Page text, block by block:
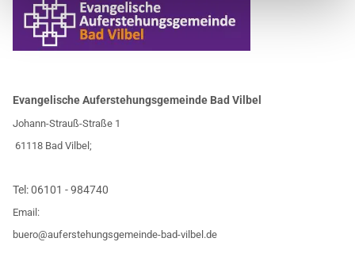
Evangelische Auferstehungsgemeinde Bad Vilbel
Johann-Strauß-Straße 1
61118 Bad Vilbel;
Tel:06101 - 984740
Email:
buero@auferstehungsgemeinde-bad-vilbel.de